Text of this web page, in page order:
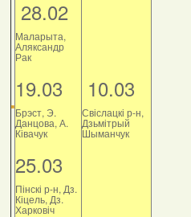
28.02
Маларыта,
Аляксандр
Рак
19.03
Брэст, Э.
Данцова, А.
Ківачук
25.03
Пінскі р-н, Дз.
Кіцель, Дз.
Харковіч
10.03
Свіслацкі р-н,
Дзьмітрый
Шыманчук